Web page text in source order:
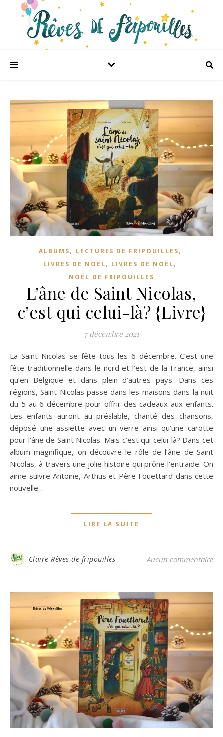
ALBUMS, LECTURES DE FRIPOUILLES,
LIVRES DE NOËL, LIVRES DE NOËL,
NOËL DE FRIPOUILLES
L’âne de Saint Nicolas,
c’est qui celui-là? {Livre}
7 décembre 2021
La Saint Nicolas se fête tous les 6 décembre. C’est une
fête traditionnelle dans le nord et l’est de la France, ainsi
qu’en Belgique et dans plein d’autres pays. Dans ces
régions, Saint Nicolas passe dans les maisons dans la nuit
du 5 au 6 décembre pour offrir des cadeaux aux enfants.
Les enfants auront au préalable, chanté des chansons,
déposé une assiette avec un verre ainsi qu’une carotte
pour l’âne de Saint Nicolas. Mais c’est qui celui-là? Dans cet
album magnifique, on découvre le rôle de l’âne de Saint
Nicolas, à travers une jolie histoire qui prône l’entraide. On
aime suivre Antoine, Arthus et Père Fouettard dans cette
nouvelle…
LIRE LA SUITE
Claire Rêves de fripouilles Aucun commentaire